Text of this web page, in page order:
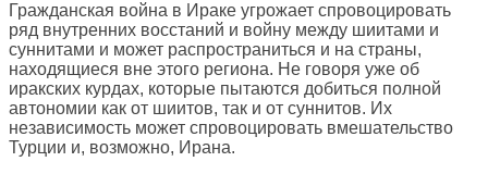
Гражданская война в Ираке угрожает спровоцировать
ряд внутренних восстаний и войну между шиитами и
суннитами и может распространиться и на страны,
находящиеся вне этого региона. Не говоря уже об
иракских курдах, которые пытаются добиться полной
автономии как от шиитов, так и от суннитов. Их
независимость может спровоцировать вмешательство
Турции и, возможно, Ирана.